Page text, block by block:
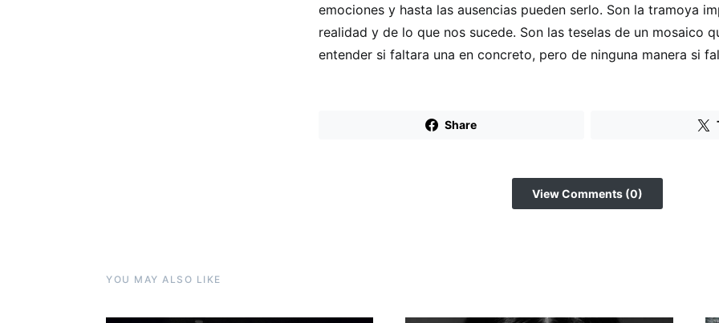
emociones y hasta las ausencias pueden serlo. Son la tramoya
realidad y de lo que nos sucede. Son las teselas de un mosaico
entender si faltara una en concreto, pero de ninguna manera si
Share
View Comments (0)
YOU MAY ALSO LIKE